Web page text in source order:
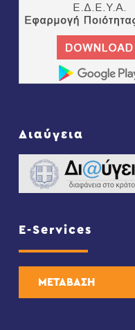
Διαύγεια
E-Services
ΜΕΤΑΒΑΣΗ